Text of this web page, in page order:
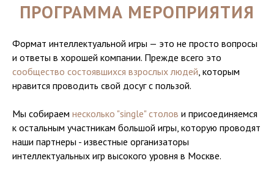
ПРОГРАММА МЕРОПРИЯТИЯ
Формат интеллектуальной игры — это не просто вопросы
и ответы в хорошей компании. Прежде всего это
сообщество состоявшихся взрослых людей, которым
нравится проводить свой досуг с пользой.
Мы собираем несколько "single" столов и присоединяемся
к остальным участникам большой игры, которую проводят
наши партнеры - известные организаторы
интеллектуальных игр высокого уровня в Москве.